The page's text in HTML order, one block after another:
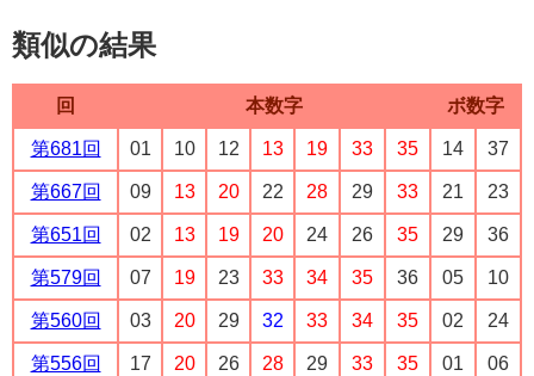
類似の結果
回 本数字 ボ数字
第681回 01 10 12 13 19 33 35 14 37
第667回 09 13 20 22 28 29 33 21 23
第651回 02 13 19 20 24 26 35 29 36
第579回 07 19 23 33 34 35 36 05 10
第560回 03 20 29 32 33 34 35 02 24
第556回 17 20 26 28 29 33 35 01 06